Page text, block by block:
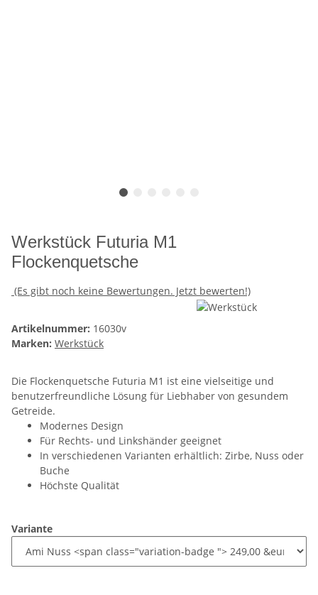
Werkstück Futuria M1
Flockenquetsche
(Es gibt noch keine Bewertungen. Jetzt bewerten!)
Artikelnummer: 16030v
Marken: Werkstück
Die Flockenquetsche Futuria M1 ist eine vielseitige und
benutzerfreundliche Lösung für Liebhaber von gesundem
Getreide.
Modernes Design
Für Rechts- und Linkshänder geeignet
In verschiedenen Varianten erhältlich: Zirbe, Nuss oder
Buche
Höchste Qualität
Variante